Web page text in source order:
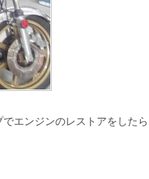
エンジンのレストアをした